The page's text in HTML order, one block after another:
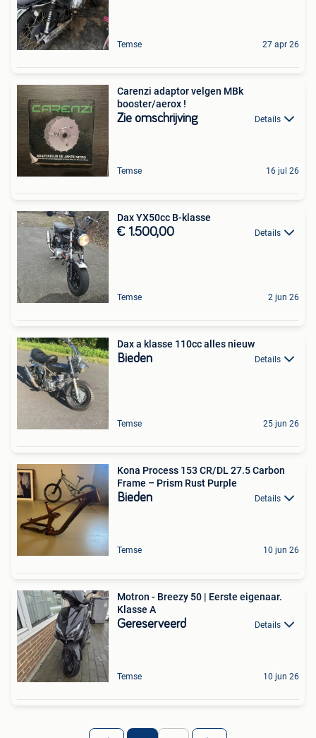
Temse 27 apr 26
Carenzi adaptor velgen MBk
booster/aerox !
Zie omschrijving Details
Temse 16 jul 26
Dax YX50cc B-klasse
€ 1.500,00 Details
Temse 2 jun 26
Dax a klasse 110cc alles nieuw
Bieden Details
Temse 25 jun 26
Kona Process 153 CR/DL 27.5 Carbon
Frame – Prism Rust Purple
Bieden Details
Temse 10 jun 26
Motron - Breezy 50 | Eerste eigenaar.
Klasse A
Gereserveerd Details
Temse 10 jun 26